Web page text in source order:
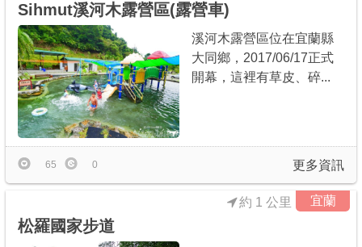
Sihmut溪河木露營區(露營車)
溪河木露營區位在宜蘭縣
大同鄉，2017/06/17正式
開幕，這裡有草皮、碎...
更多資訊
65 0
宜蘭
松羅國家步道
約 1 公里